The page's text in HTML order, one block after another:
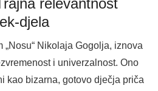
relevantnost
djela
„Nosu“ Nikolaja Gogolja, iznova
i univerzalnost. Ono
kao bizarna, gotovo dječja priča